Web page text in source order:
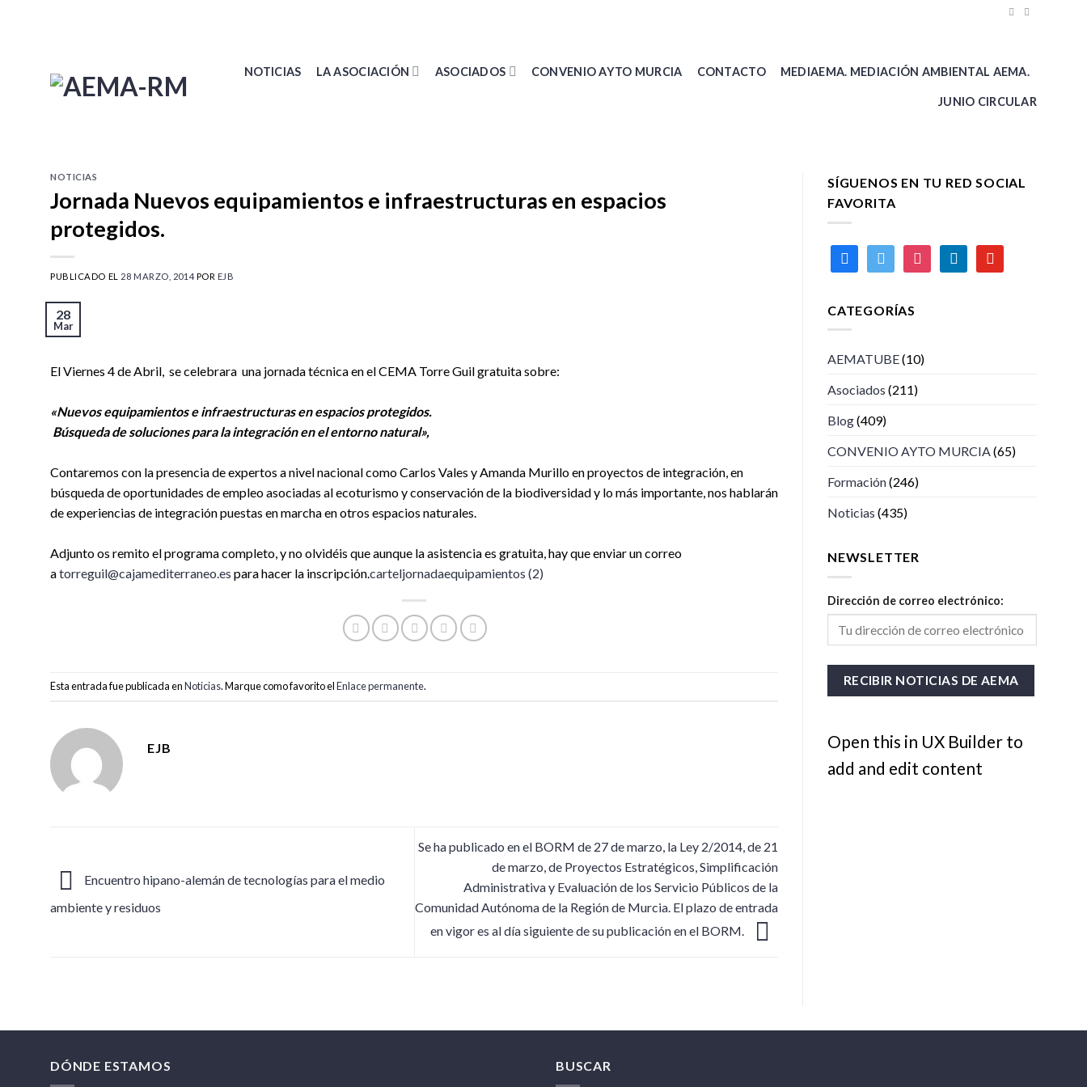
NOTICIAS LA ASOCIACIÓN ASOCIADOS CONVENIO AYTO MURCIA CONTACTO MEDIAEMA. MEDIACIÓN AMBIENTAL AEMA.
JUNIO CIRCULAR
NOTICIAS
Jornada Nuevos equipamientos e infraestructuras en espacios
protegidos.
PUBLICADO EL 28 MARZO, 2014 POR EJB
28
Mar
El Viernes 4 de Abril, se celebrara una jornada técnica en el CEMA Torre Guil gratuita sobre:
«Nuevos equipamientos e infraestructuras en espacios protegidos.
Búsqueda de soluciones para la integración en el entorno natural»,
Contaremos con la presencia de expertos a nivel nacional como Carlos Vales y Amanda Murillo en proyectos de integración, en
búsqueda de oportunidades de empleo asociadas al ecoturismo y conservación de la biodiversidad y lo más importante, nos hablarán
de experiencias de integración puestas en marcha en otros espacios naturales.
Adjunto os remito el programa completo, y no olvidéis que aunque la asistencia es gratuita, hay que enviar un correo
atorreguil@cajamediterraneo.es para hacer la inscripción.carteljornadaequipamientos (2)
Esta entrada fue publicada enNoticias. Marque como favorito elEnlace permanente.
EJB
Encuentro hipano-alemán de tecnologías para el medio
ambiente y residuos
Se ha publicado en el BORM de 27 de marzo, la Ley 2/2014, de 21
de marzo, de Proyectos Estratégicos, Simplificación
Administrativa y Evaluación de los Servicio Públicos de la
Comunidad Autónoma de la Región de Murcia. El plazo de entrada
en vigor es al día siguiente de su publicación en el BORM.
SÍGUENOS EN TU RED SOCIAL
FAVORITA
facebooktwitter instagramlinkedin youtube
CATEGORÍAS
AEMATUBE(10)
Asociados (211)
Blog(409)
CONVENIO AYTO MURCIA(65)
Formación(246)
Noticias (435)
NEWSLETTER
Dirección de correo electrónico:
Open this in UX Builder to
add and edit content
DÓNDE ESTAMOS BUSCAR